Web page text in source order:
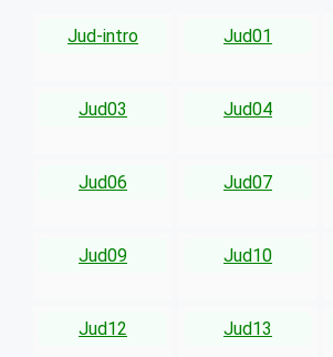
Jud-intro Jud01
Jud03 Jud04
Jud06 Jud07
Jud09 Jud10
Jud12 Jud13